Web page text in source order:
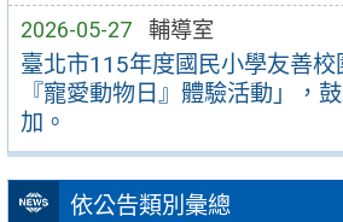
2026-05-27 輔導室
臺北市115年度國民小學友善校
『寵愛動物日』體驗活動」，
加。
依公告類別彙總